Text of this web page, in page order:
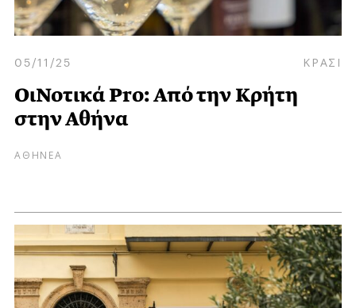
05/11/25 ΚΡΑΣΙ
ΟιΝοτικά Pro: Από την Κρήτη
στην Αθήνα
ΑΘΗΝΕΑ